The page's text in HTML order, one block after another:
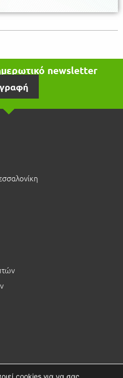
newsletter
cookies για να σας